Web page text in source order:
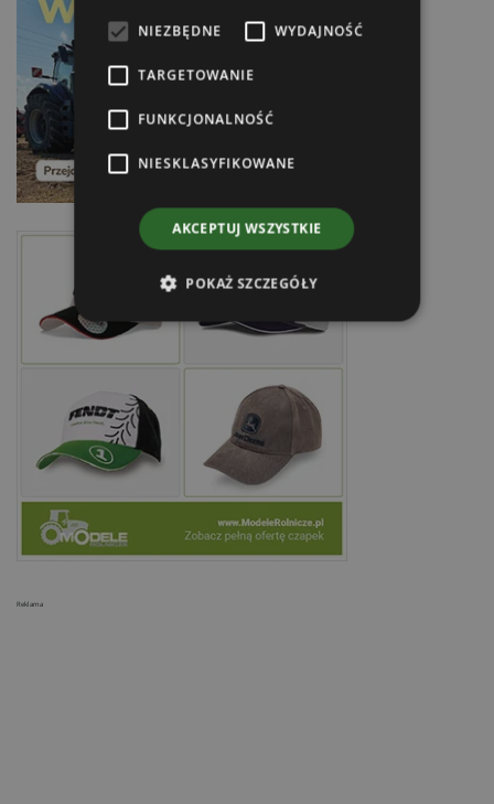
Reklama
NIEZBĘDNE WYDAJNOŚĆ
TARGETOWANIE
FUNKCJONALNOŚĆ
NIESKLASYFIKOWANE
AKCEPTUJ WSZYSTKIE
POKAŻ SZCZEGÓŁY